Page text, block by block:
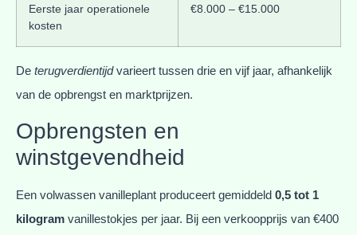
Eerste jaar operationele
kosten
€8.000 – €15.000
De terugverdientijdvarieert tussen drie en vijf jaar, afhankelijk
van de opbrengst en marktprijzen.
Opbrengsten en
winstgevendheid
Een volwassen vanilleplant produceert gemiddeld 0,5 tot 1
kilogram vanillestokjes per jaar. Bij een verkoopprijs van €400